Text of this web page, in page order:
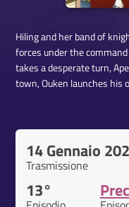
Hiling and her band of
forces under the
takes a desperate turn,
town, Ouken launches his
14 Gennaio
Trasmissione
13°